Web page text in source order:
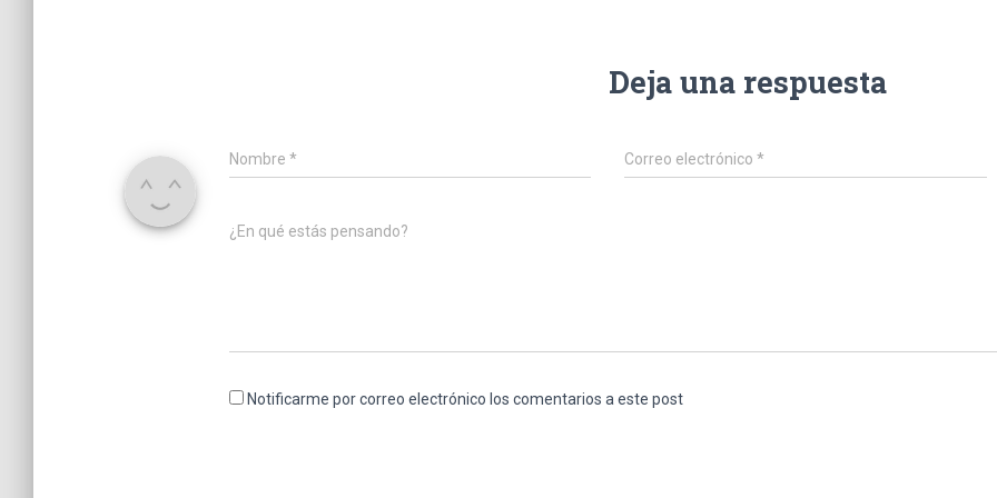
Deja una respuesta
Nombre * Correo electrónico*
¿En qué estás pensando?
Notificarme por correo electrónico los comentarios a este post